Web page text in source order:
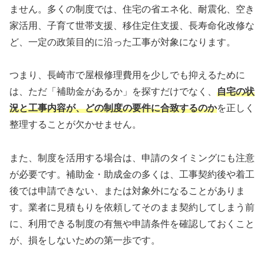
ません。多くの制度では、住宅の省エネ化、耐震化、空き
家活用、子育て世帯支援、移住定住支援、長寿命化改修な
ど、一定の政策目的に沿った工事が対象になります。
つまり、長崎市で屋根修理費用を少しでも抑えるために
は、ただ「補助金があるか」を探すだけでなく、 自宅の状
況と工事内容が、どの制度の要件に合致するのかを正しく
整理することが欠かせません。
また、制度を活用する場合は、申請のタイミングにも注意
が必要です。補助金・助成金の多くは、工事契約後や着工
後では申請できない、または対象外になることがありま
す。業者に見積もりを依頼してそのまま契約してしまう前
に、利用できる制度の有無や申請条件を確認しておくこと
が、損をしないための第一歩です。